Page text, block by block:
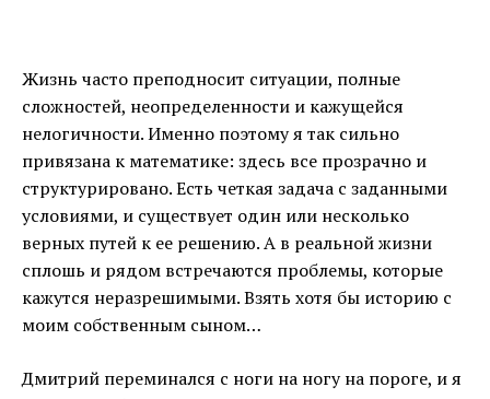
Жизнь часто преподносит ситуации, полные
сложностей, неопределенности и кажущейся
нелогичности. Именно поэтому я так сильно
привязана к математике: здесь все прозрачно и
структурировано. Есть четкая задача с заданными
условиями, и существует один или несколько
верных путей к ее решению. А в реальной жизни
сплошь и рядом встречаются проблемы, которые
кажутся неразрешимыми. Взять хотя бы историю с
моим собственным сыном…
Дмитрий переминался с ноги на ногу на пороге, и я